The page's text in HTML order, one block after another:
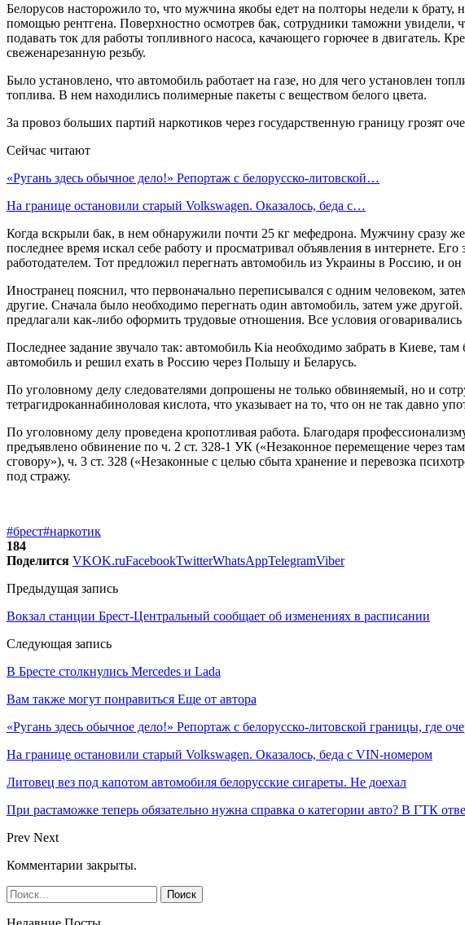
Белорусов насторожило то, что мужчина якобы едет на полторы недели к
помощью рентгена. Поверхностно осмотрев бак, сотрудники таможни увидели,
подавать ток для работы топливного насоса, качающего горючее в двигатель.
свеженарезанную резьбу.
Было установлено, что автомобиль работает на газе, но для чего установлен
топлива. В нем находились полимерные пакеты с веществом белого цвета.
За провоз больших партий наркотиков через государственную границу грозят
Сейчас читают
«Ругань здесь обычное дело!» Репортаж с белорусско-литовской…
На границе остановили старый Volkswagen. Оказалось, беда с…
Когда вскрыли бак, в нем обнаружили почти 25 кг мефедрона. Мужчину сразу
последнее время искал себе работу и просматривал объявления в интернете.
работодателем. Тот предложил перегнать автомобиль из Украины в Россию, и он
Иностранец пояснил, что первоначально переписывался с одним человеком,
другие. Сначала было необходимо перегнать один автомобиль, затем уже
предлагали как-либо оформить трудовые отношения. Все условия
Последнее задание звучало так: автомобиль Kia необходимо забрать в Киеве,
автомобиль и решил ехать в Россию через Польшу и Беларусь.
По уголовному делу следователями допрошены не только обвиняемый, но и
тетрагидроканнабиноловая кислота, что указывает на то, что он не так давно
По уголовному делу проведена кропотливая работа. Благодаря
предъявлено обвинение по ч. 2 ст. 328-1 УК («Незаконное перемещение через
сговору»), ч. 3 ст. 328 («Незаконные с целью сбыта хранение и перевозка
под стражу.
#брест#наркотик
184
Поделится VKOK.ruFacebookTwitterWhatsAppTelegramViber
Предыдущая запись
Вокзал станции Брест-Центральный сообщает об изменениях в расписании
Следующая запись
В Бресте столкнулись Mercedes и Lada
Вам также могут понравиться Еще от автора
«Ругань здесь обычное дело!» Репортаж с белорусско-литовской границы, где
На границе остановили старый Volkswagen. Оказалось, беда с VIN-номером
Литовец вез под капотом автомобиля белорусские сигареты. Не доехал
При растаможке теперь обязательно нужна справка о категории авто? В ГТК
Prev Next
Комментарии закрыты.